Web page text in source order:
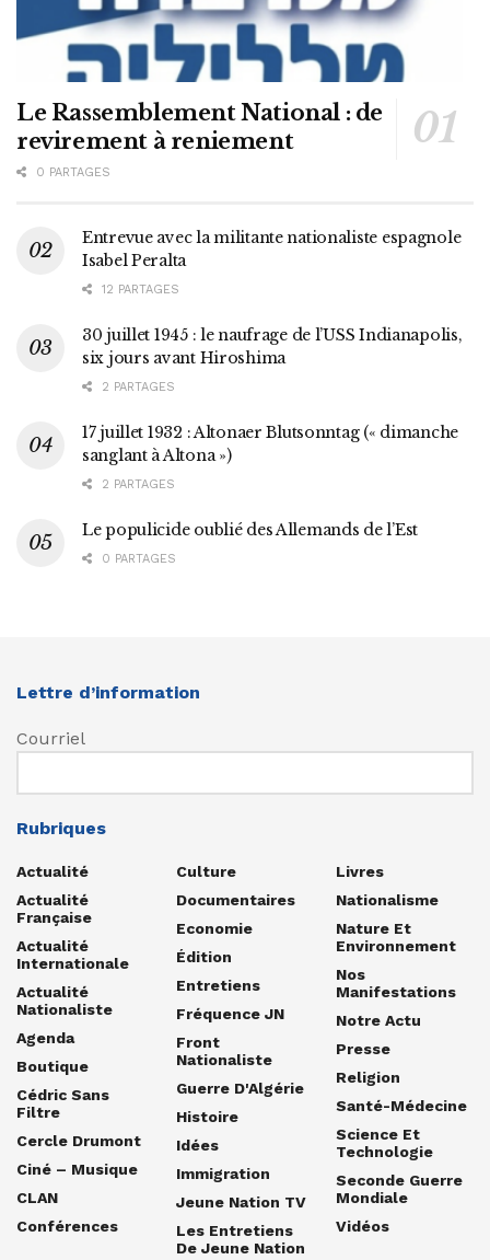
Le Rassemblement National : de
revirement à reniement
0 PARTAGES
Entrevue avec la militante nationaliste espagnole
Isabel Peralta
12 PARTAGES
30 juillet 1945 : le naufrage de l’USS Indianapolis,
six jours avant Hiroshima
2 PARTAGES
17 juillet 1932 : Altonaer Blutsonntag (« dimanche
sanglant à Altona »)
2 PARTAGES
Le populicide oublié des Allemands de l’Est
0 PARTAGES
Lettre d’information
Courriel
Rubriques
Actualité
Actualité
Française
Actualité
Internationale
Actualité
Nationaliste
Agenda
Boutique
Cédric Sans
Filtre
Cercle Drumont
Ciné – Musique
CLAN
Conférences
Culture
Documentaires
Economie
Édition
Entretiens
Fréquence JN
Front
Nationaliste
Guerre D'Algérie
Histoire
Idées
Immigration
Jeune Nation TV
Les Entretiens
De Jeune Nation
Livres
Nationalisme
Nature Et
Environnement
Nos
Manifestations
Notre Actu
Presse
Religion
Santé-Médecine
Science Et
Technologie
Seconde Guerre
Mondiale
Vidéos